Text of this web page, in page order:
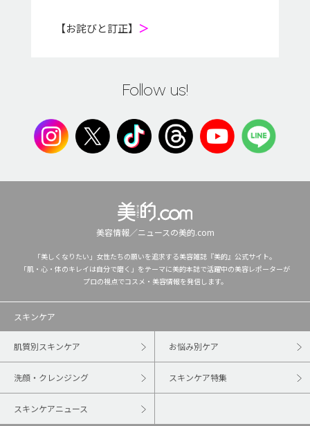
【お詫びと訂正】 ＞
Follow us!
美容情報／ニュースの美的.com
「美しくなりたい」女性たちの願いを追求する美容雑誌『美的』公式サイト。
「肌・心・体のキレイは自分で磨く」をテーマに美的本誌で活躍中の美容レポーターが
プロの視点でコスメ・美容情報を発信します。
スキンケア
肌質別スキンケア お悩み別ケア
洗顔・クレンジング スキンケア特集
スキンケアニュース